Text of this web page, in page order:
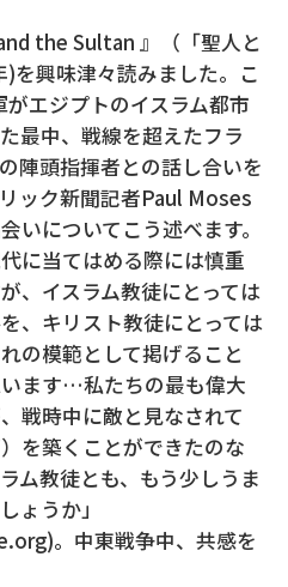
the Sultan 』（「聖人と
を興味津々読みました。こ
エジプトのイスラム都市
最中、戦線を超えたフラ
陣頭指揮者との話し合いを
ック新聞記者Paul Moses
いについてこう述べます。
に当てはめる際には慎重
、イスラム教徒にとっては
、キリスト教徒にとっては
の模範として掲げること
ます…私たちの最も偉大
戦時中に敵と見なされて
を築くことができたのな
ム教徒とも、もう少しうま
ょうか」
。中東戦争中、共感を